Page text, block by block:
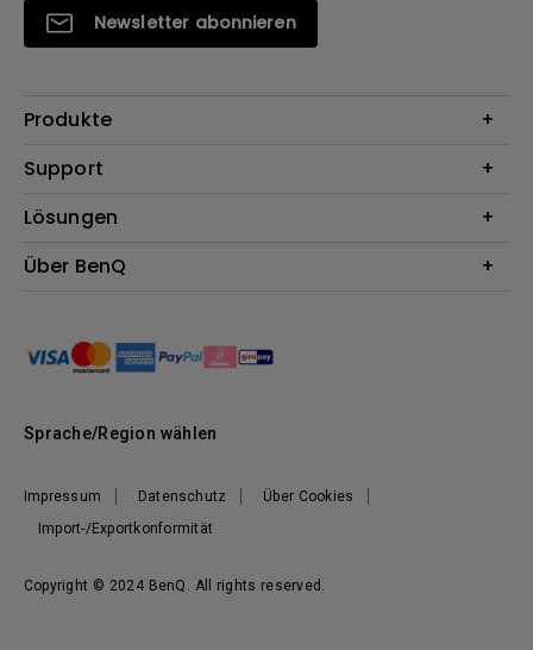
Newsletter abonnieren
Produkte
Beamer
Lampen
Webcams
Support
Kontakt
Reparaturservice
Onlineshop FAQ
BenQ Blog
Lösungen
Für Unternehmen
Über BenQ
Nachhaltigkeit
Unser Versprechen
Copyright © 2024 BenQ. All rights reserved.
Impressum Datenschutz
Über Cookies
Import-/Exportkonformität
Sprache/Region wählen